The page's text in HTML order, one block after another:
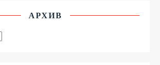
АРХИВ